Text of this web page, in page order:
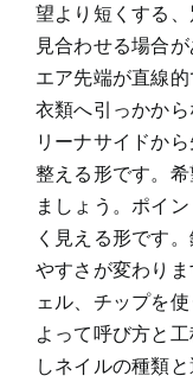
望より短くする
見合わせる場合
エア先端が直線
衣類へ引っかか
リーナサイドか
整える形です。
ましょう。ポイ
く見える形です
やすさが変わり
ェル、チップを
よって呼び方と
しネイルの種類